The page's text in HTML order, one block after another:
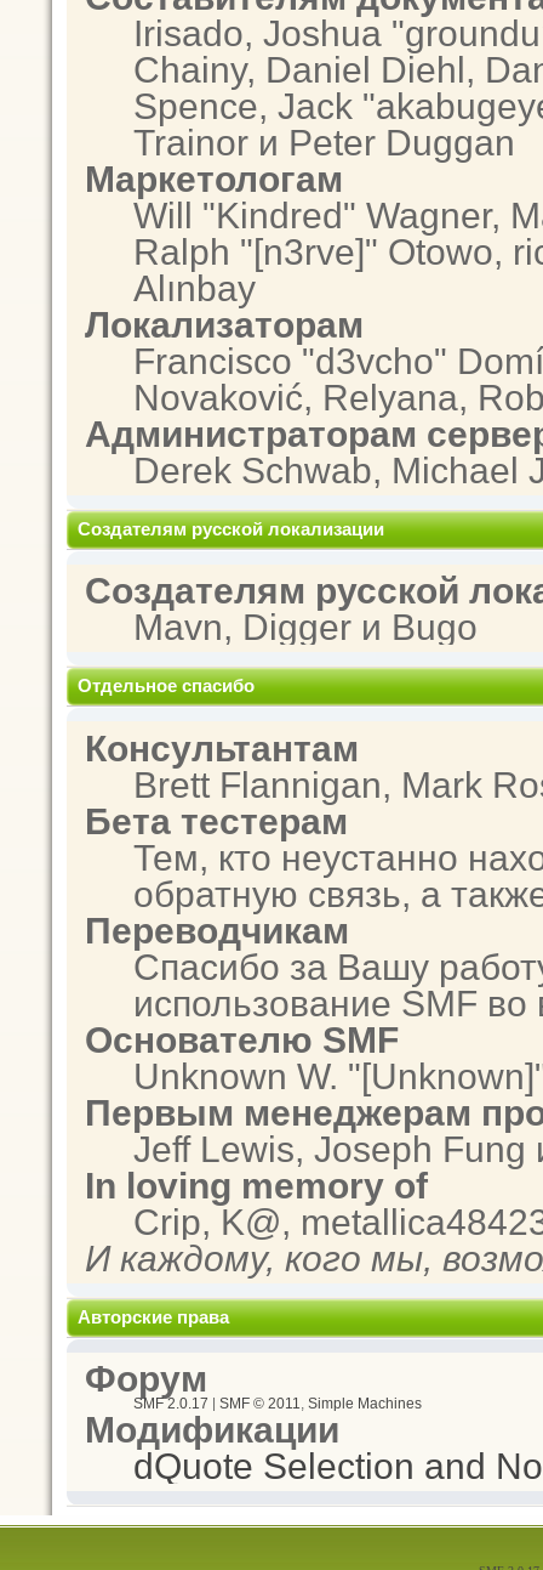
Irisado, Joshua
Chainy, Daniel Diehl,
Spence, Jack
Trainor и Peter Duggan
Маркетологам
Will "Kindred" Wagner,
Ralph "[n3rve]" Otowo,
Alınbay
Локализаторам
Francisco "d3vcho"
Novaković, Relyana,
Администраторам
Derek Schwab, Michael
Создателям русской локализации
Создателям русской
Mavn, Digger и Bugo
Отдельное спасибо
Консультантам
Brett Flannigan, Mark
Бета тестерам
Тем, кто неустанно
обратную связь, а
Переводчикам
Спасибо за Вашу
использование SMF
Основателю SMF
Unknown W.
Первым менеджерам
Jeff Lewis, Joseph Fung
In loving memory of
Crip, K@,
И каждому, кого мы,
Авторские права
Форум
SMF 2.0.17 SMF © 2011, Simple Machines
Модификации
dQuote Selection and